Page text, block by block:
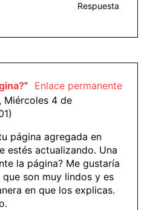
Respuesta
Enlace permanente
”
, Miércoles 4 de
página agregada en
estés actualizando. Una
la página? Me gustaría
son muy lindos y es
en que los explicas.